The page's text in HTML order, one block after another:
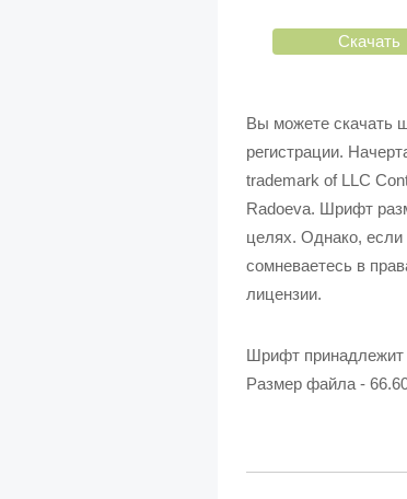
Скачать
Вы можете скачать
регистрации.
trademark of LLC
Radoeva. Шрифт
целях. Однако, если
сомневаетесь в
лицензии.
Шрифт принадлежит
Размер файла -